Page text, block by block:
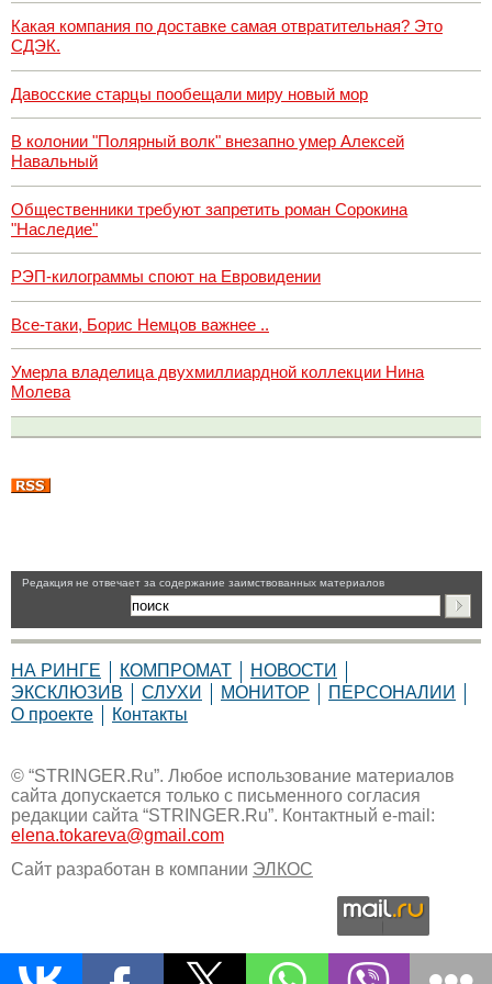
Какая компания по доставке самая отвратительная? Это
СДЭК.
Давосские старцы пообещали миру новый мор
В колонии "Полярный волк" внезапно умер Алексей
Навальный
Общественники требуют запретить роман Сорокина
"Наследие"
РЭП-килограммы споют на Евровидении
Все-таки, Борис Немцов важнее ..
Умерла владелица двухмиллиардной коллекции Нина
Молева
Pедакция не отвечает за содержание заимствованных материалов
НА РИНГЕ КОМПРОМАТ
НОВОСТИ
ЭКСКЛЮЗИВ
СЛУХИ МОНИТОР
ПЕРСОНАЛИИ
О проекте
Контакты
© “STRINGER.Ru”. Любое использование материалов
сайта допускается только с письменного согласия
редакции сайта “STRINGER.Ru”. Контактный e-mail:
elena.tokareva@gmail.com
Сайт разработан в компании ЭЛКОС